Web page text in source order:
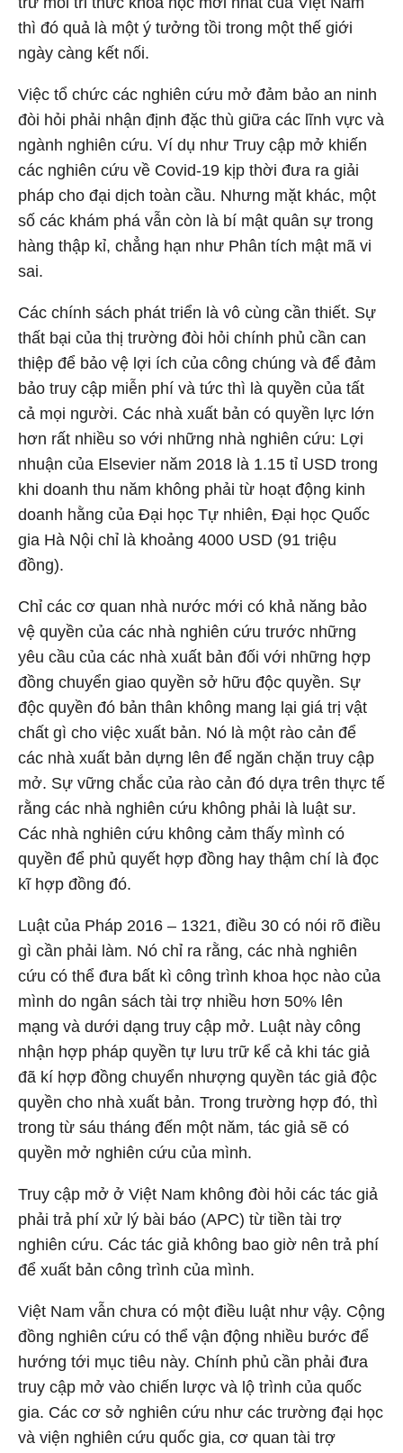
thì đó quả là một ý tưởng tồi trong một thế giới
ngày càng kết nối.
Việc tổ chức các nghiên cứu mở đảm bảo an ninh
đòi hỏi phải nhận định đặc thù giữa các lĩnh vực và
ngành nghiên cứu. Ví dụ như Truy cập mở khiến
các nghiên cứu về Covid-19 kịp thời đưa ra giải
pháp cho đại dịch toàn cầu. Nhưng mặt khác, một
số các khám phá vẫn còn là bí mật quân sự trong
hàng thập kỉ, chẳng hạn như Phân tích mật mã vi
sai.
Các chính sách phát triển là vô cùng cần thiết. Sự
thất bại của thị trường đòi hỏi chính phủ cần can
thiệp để bảo vệ lợi ích của công chúng và để đảm
bảo truy cập miễn phí và tức thì là quyền của tất
cả mọi người. Các nhà xuất bản có quyền lực lớn
hơn rất nhiều so với những nhà nghiên cứu: Lợi
nhuận của Elsevier năm 2018 là 1.15 tỉ USD trong
khi doanh thu năm không phải từ hoạt động kinh
doanh hằng của Đại học Tự nhiên, Đại học Quốc
gia Hà Nội chỉ là khoảng 4000 USD (91 triệu
đồng).
Chỉ các cơ quan nhà nước mới có khả năng bảo
vệ quyền của các nhà nghiên cứu trước những
yêu cầu của các nhà xuất bản đối với những hợp
đồng chuyển giao quyền sở hữu độc quyền. Sự
độc quyền đó bản thân không mang lại giá trị vật
chất gì cho việc xuất bản. Nó là một rào cản để
các nhà xuất bản dựng lên để ngăn chặn truy cập
mở. Sự vững chắc của rào cản đó dựa trên thực tế
rằng các nhà nghiên cứu không phải là luật sư.
Các nhà nghiên cứu không cảm thấy mình có
quyền để phủ quyết hợp đồng hay thậm chí là đọc
kĩ hợp đồng đó.
Luật của Pháp 2016 – 1321, điều 30 có nói rõ điều
gì cần phải làm. Nó chỉ ra rằng, các nhà nghiên
cứu có thể đưa bất kì công trình khoa học nào của
mình do ngân sách tài trợ nhiều hơn 50% lên
mạng và dưới dạng truy cập mở. Luật này công
nhận hợp pháp quyền tự lưu trữ kể cả khi tác giả
đã kí hợp đồng chuyển nhượng quyền tác giả độc
quyền cho nhà xuất bản. Trong trường hợp đó, thì
trong từ sáu tháng đến một năm, tác giả sẽ có
quyền mở nghiên cứu của mình.
Truy cập mở ở Việt Nam không đòi hỏi các tác giả
phải trả phí xử lý bài báo (APC) từ tiền tài trợ
nghiên cứu. Các tác giả không bao giờ nên trả phí
để xuất bản công trình của mình.
Việt Nam vẫn chưa có một điều luật như vậy. Cộng
đồng nghiên cứu có thể vận động nhiều bước để
hướng tới mục tiêu này. Chính phủ cần phải đưa
truy cập mở vào chiến lược và lộ trình của quốc
gia. Các cơ sở nghiên cứu như các trường đại học
và viện nghiên cứu quốc gia, cơ quan tài trợ